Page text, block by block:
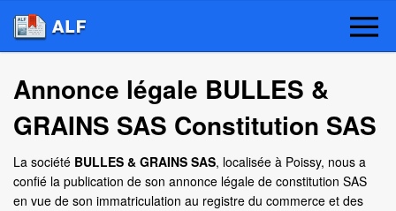
Annonce légale BULLES &
GRAINS SAS Constitution SAS
La société BULLES & GRAINS SAS, localisée à Poissy, nous a
confié la publication de son annonce légale de constitution SAS
en vue de son immatriculation au registre du commerce et des